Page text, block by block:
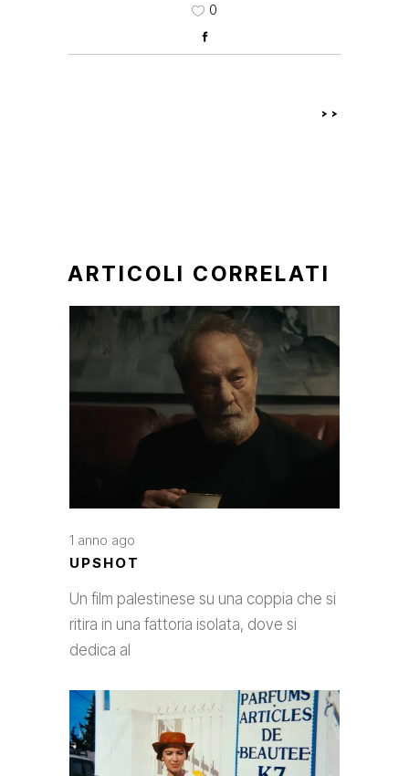
0
>>
ARTICOLI CORRELATI
1 anno ago
UPSHOT
Un film palestinese su una coppia che si
ritira in una fattoria isolata, dove si
dedica al